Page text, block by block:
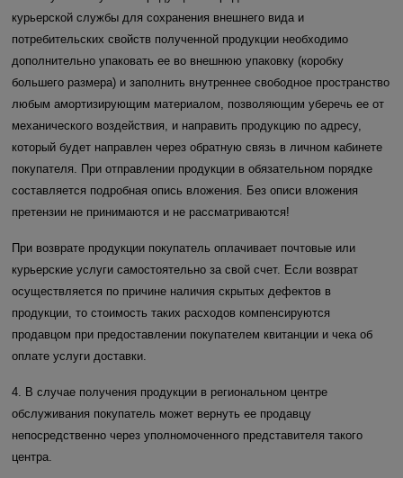
курьерской службы для сохранения внешнего вида и
потребительских свойств полученной продукции необходимо
дополнительно упаковать ее во внешнюю упаковку (коробку
большего размера) и заполнить внутреннее свободное пространство
любым амортизирующим материалом, позволяющим уберечь ее от
механического воздействия, и направить продукцию по адресу,
который будет направлен через обратную связь в личном кабинете
покупателя. При отправлении продукции в обязательном порядке
составляется подробная опись вложения. Без описи вложения
претензии не принимаются и не рассматриваются!
При возврате продукции покупатель оплачивает почтовые или
курьерские услуги самостоятельно за свой счет. Если возврат
осуществляется по причине наличия скрытых дефектов в
продукции, то стоимость таких расходов компенсируются
продавцом при предоставлении покупателем квитанции и чека об
оплате услуги доставки.
4. В случае получения продукции в региональном центре
обслуживания покупатель может вернуть ее продавцу
непосредственно через уполномоченного представителя такого
центра.